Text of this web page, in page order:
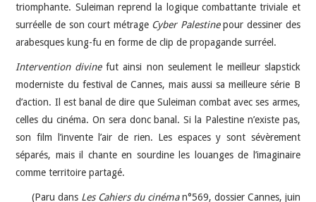
triomphante. Suleiman reprend la logique combattante triviale et
surréelle de son court métrage Cyber Palestinepour dessiner des
arabesques kung-fu en forme de clip de propagande surréel.
Intervention divinefut ainsi non seulement le meilleur slapstick
moderniste du festival de Cannes, mais aussi sa meilleure série B
d’action. Il est banal de dire que Suleiman combat avec ses armes,
celles du cinéma. On sera donc banal. Si la Palestine n’existe pas,
son film l’invente l’air de rien. Les espaces y sont sévèrement
séparés, mais il chante en sourdine les louanges de l’imaginaire
comme territoire partagé.
(Paru dans Les Cahiers du cinéman°569, dossier Cannes, juin